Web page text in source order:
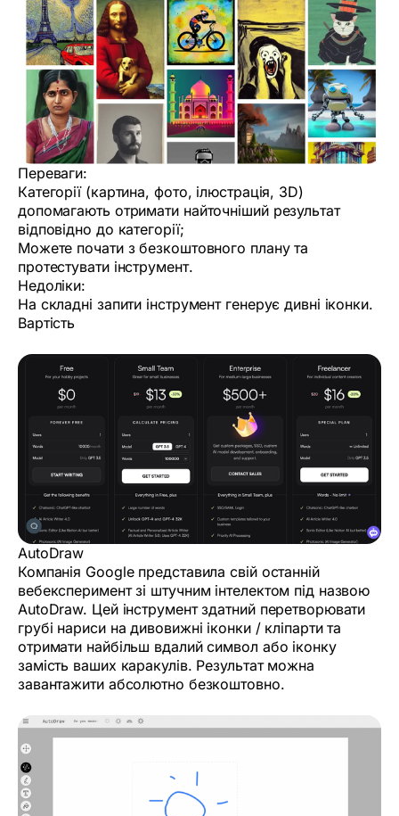
Переваги:
Категорії (картина, фото, ілюстрація, 3D)
допомагають отримати найточніший результат
відповідно до категорії;
Можете почати з безкоштовного плану та
протестувати інструмент.
Недоліки:
На складні запити інструмент генерує дивні іконки.
Вартість
AutoDraw
Компанія Google представила свій останній
вебексперимент зі штучним інтелектом під назвою
AutoDraw. Цей інструмент здатний перетворювати
грубі нариси на дивовижні іконки / кліпарти та
отримати найбільш вдалий символ або іконку
замість ваших каракулів. Результат можна
завантажити абсолютно безкоштовно.